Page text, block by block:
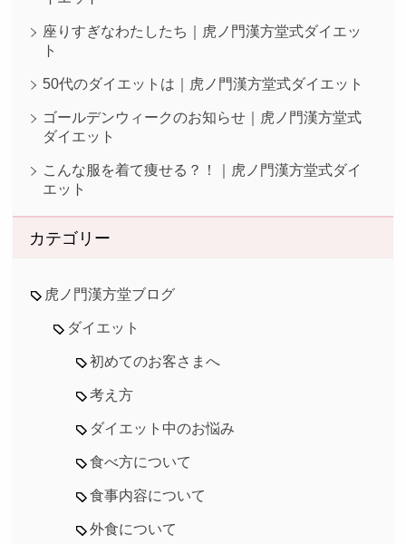
座りすぎなわたしたち｜虎ノ門漢方堂式ダイエッ
ト
50代のダイエットは｜虎ノ門漢方堂式ダイエット
ゴールデンウィークのお知らせ｜虎ノ門漢方堂式
ダイエット
こんな服を着て痩せる？！｜虎ノ門漢方堂式ダイ
エット
カテゴリー
虎ノ門漢方堂ブログ
ダイエット
初めてのお客さまへ
考え方
ダイエット中のお悩み
食べ方について
食事内容について
外食について